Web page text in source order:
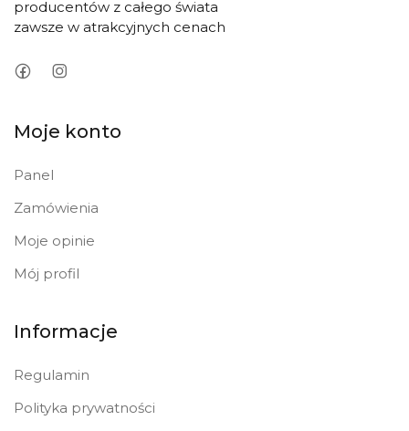
producentów z całego świata
zawsze w atrakcyjnych cenach
Moje konto
Panel
Zamówienia
Moje opinie
Mój profil
Informacje
Regulamin
Polityka prywatności